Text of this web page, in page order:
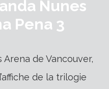
Nunes
Pena 3
Arena de Vancouver,
de la trilogie